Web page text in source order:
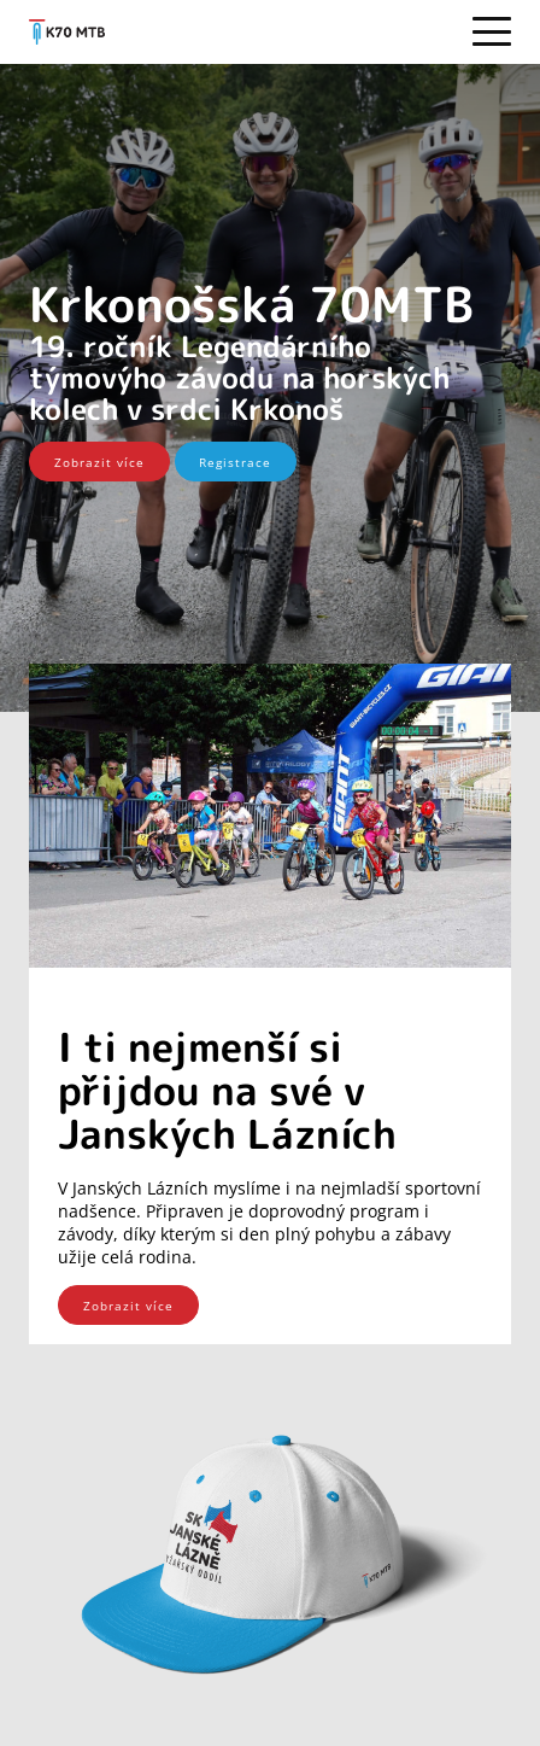
Krkonošská 70MTB
19. ročník Legendárního
týmovýho závodu na horských
kolech v srdci Krkonoš
Zobrazit více Registrace
I ti nejmenší si
přijdou na své v
Janských Lázních
V Janských Lázních myslíme i na nejmladší sportovní
nadšence. Připraven je doprovodný program i
závody, díky kterým si den plný pohybu a zábavy
užije celá rodina.
Zobrazit více